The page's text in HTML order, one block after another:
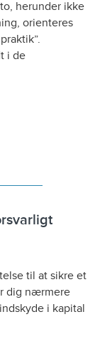
herunder ikke
orienteres
i de
til at sikre et
dig nærmere
i kapital